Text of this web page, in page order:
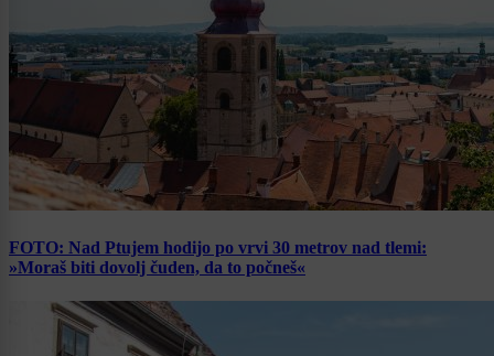
FOTO: Nad Ptujem hodijo po vrvi 30 metrov nad tlemi:
»Moraš biti dovolj čuden, da to počneš«